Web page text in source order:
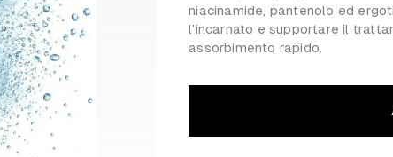
niacinamide, pantenolo ed
l’incarnato e supportare il
assorbimento rapido.